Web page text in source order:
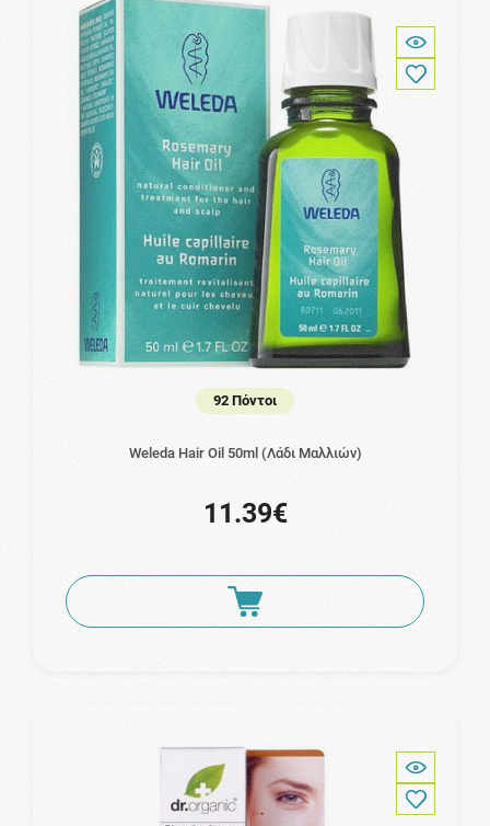
92 Πόντοι
Weleda Hair Oil 50ml (Λάδι Μαλλιών)
11.39€